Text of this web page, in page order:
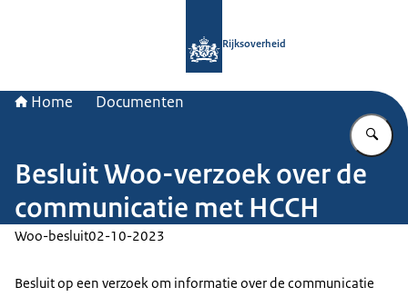
Rijksoverheid
Home Documenten
Besluit Woo-verzoek over de
communicatie met HCCH
Woo-besluit02-10-2023
Besluit op een verzoek om informatie over de communicatie